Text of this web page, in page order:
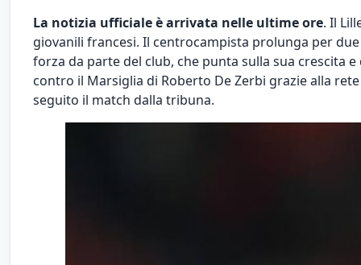
La notizia ufficiale è arrivata nelle ultime ore. Il
giovanili francesi. Il centrocampista prolunga per
forza da parte del club, che punta sulla sua crescita
contro il Marsiglia di Roberto De Zerbi grazie alla
seguito il match dalla tribuna.